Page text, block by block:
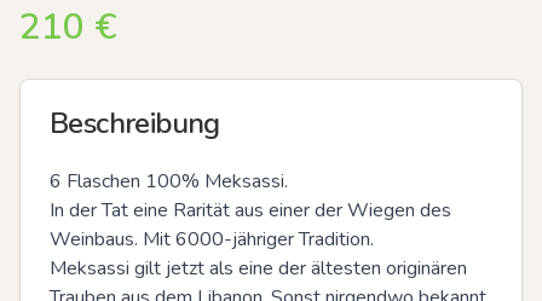
210 €
Beschreibung
6 Flaschen 100% Meksassi.
In der Tat eine Rarität aus einer der Wiegen des
Weinbaus. Mit 6000-jähriger Tradition.
Meksassi gilt jetzt als eine der ältesten originären